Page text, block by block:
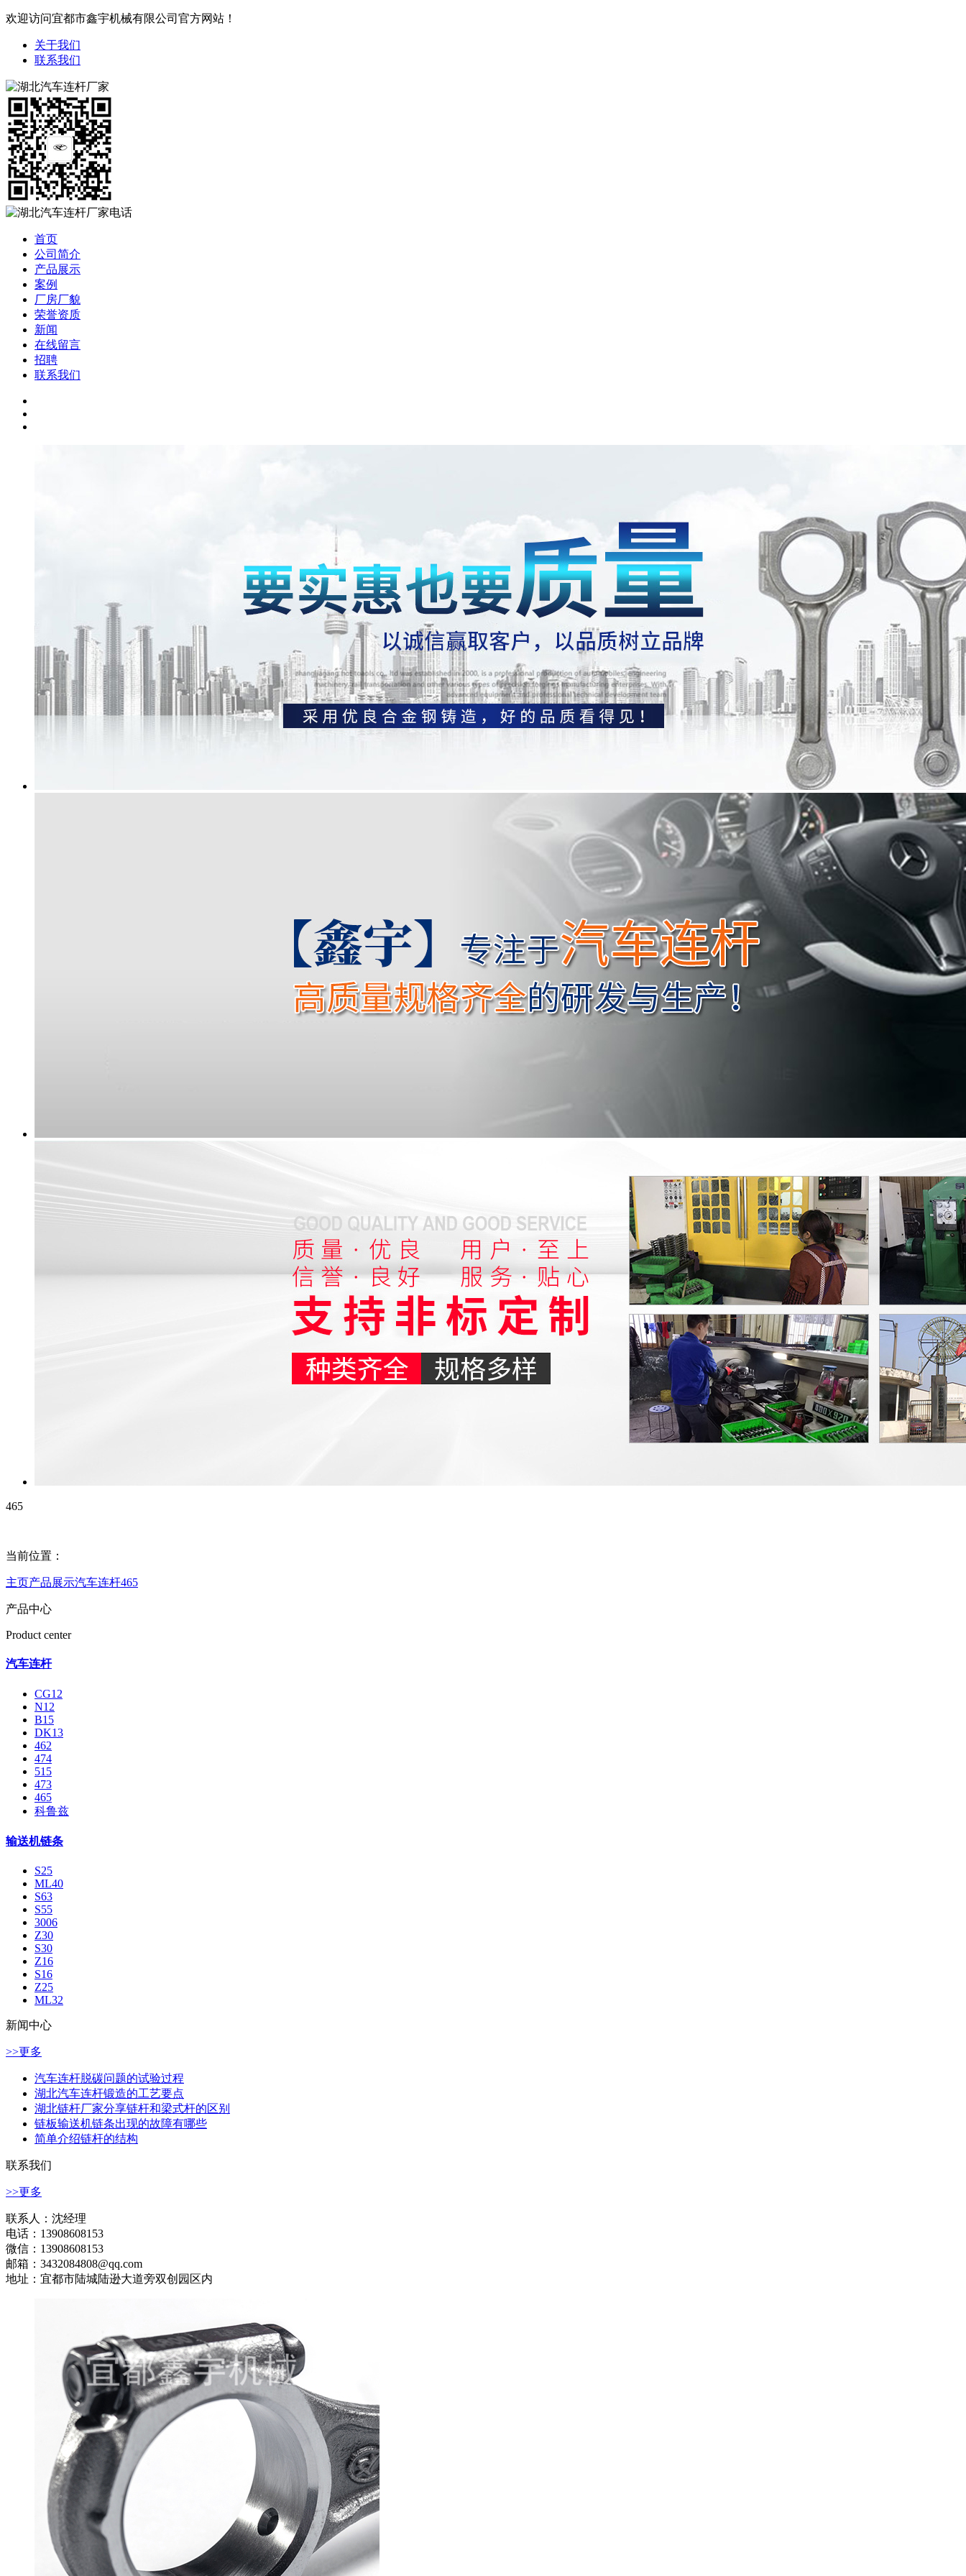
欢迎访问宜都市鑫宇机械有限公司官方网站！
关于我们
联系我们
首页
公司简介
产品展示
案例
厂房厂貌
荣誉资质
新闻
在线留言
招聘
联系我们
465
当前位置：
主页产品展示汽车连杆465
产品中心
Product center
汽车连杆
CG12
N12
B15
DK13
462
474
515
473
465
科鲁兹
输送机链条
S25
ML40
S63
S55
3006
Z30
S30
Z16
S16
Z25
ML32
新闻中心
>>更多
汽车连杆脱碳问题的试验过程
湖北汽车连杆锻造的工艺要点
湖北链杆厂家分享链杆和梁式杆的区别
链板输送机链条出现的故障有哪些
简单介绍链杆的结构
联系我们
>>更多
联系人：沈经理
电话：13908608153
微信：13908608153
邮箱：3432084808@qq.com
地址：宜都市陆城陆逊大道旁双创园区内